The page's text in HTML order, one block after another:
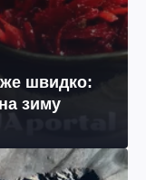
швидко:
зиму